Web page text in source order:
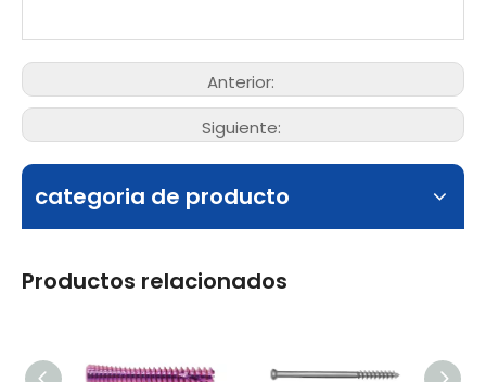
Anterior:
Siguiente:
categoria de producto
Productos relacionados